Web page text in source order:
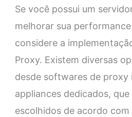
Se você possui um
melhorar sua
considere a
Proxy. Existem diversas
desde softwares de proxy
appliances dedicados,
escolhidos de acordo com